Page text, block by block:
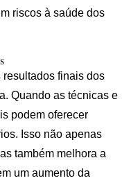
riscos à saúde dos
resultados finais dos
Quando as técnicas e
podem oferecer
Isso não apenas
também melhora a
um aumento da